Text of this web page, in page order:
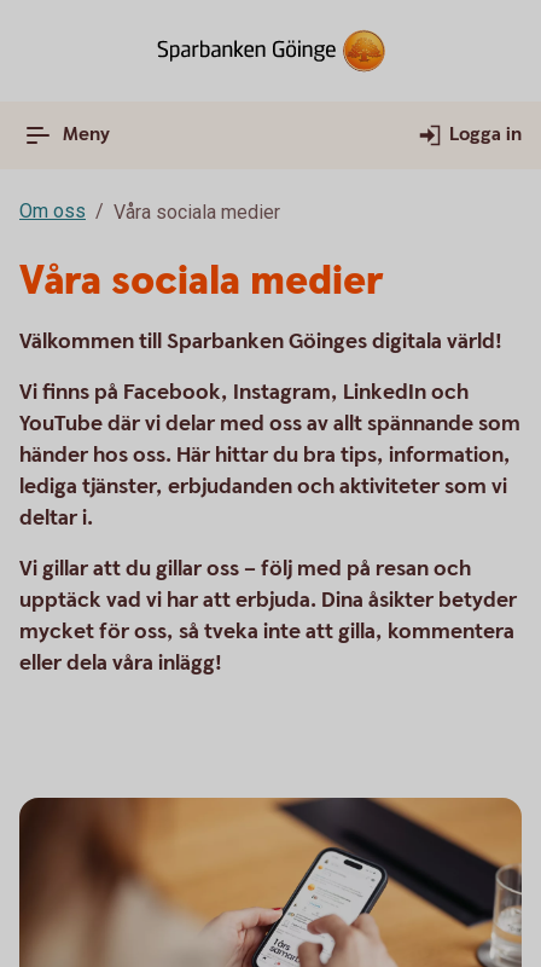
Meny Logga in
Om oss Våra sociala medier
Våra sociala medier
Välkommen till Sparbanken Göinges digitala värld!
Vi finns på Facebook, Instagram, LinkedIn och
YouTube där vi delar med oss av allt spännande som
händer hos oss. Här hittar du bra tips, information,
lediga tjänster, erbjudanden och aktiviteter som vi
deltar i.
Vi gillar att du gillar oss – följ med på resan och
upptäck vad vi har att erbjuda. Dina åsikter betyder
mycket för oss, så tveka inte att gilla, kommentera
eller dela våra inlägg!